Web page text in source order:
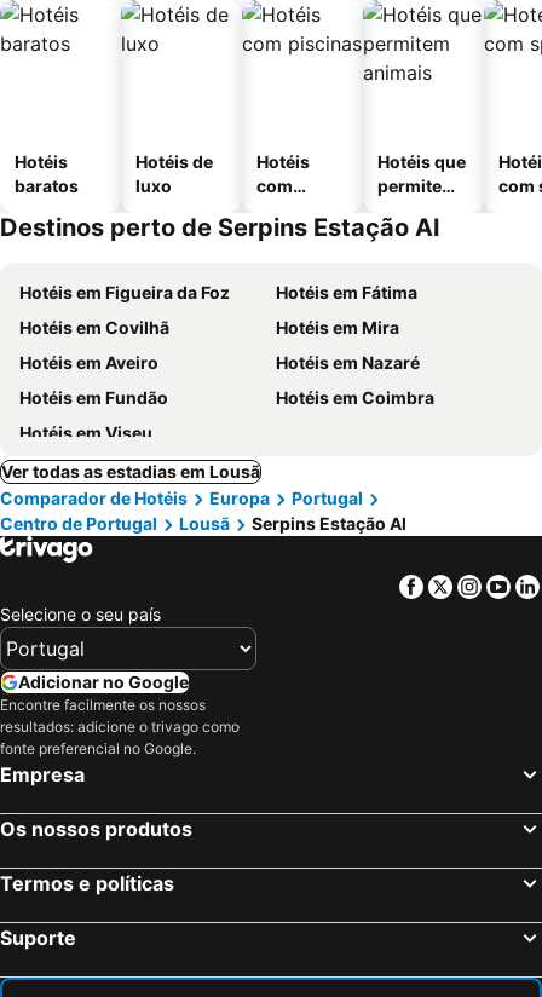
Hotéis
baratos
Hotéis de
luxo
Hotéis
com
Hotéis que
permitem
com
Destinos perto de Serpins Estação Al
Hotéis em Figueira da Foz
Hotéis em Fátima
Hotéis em Covilhã
Hotéis em Mira
Hotéis em Aveiro
Hotéis em Nazaré
Hotéis em Fundão
Hotéis em Coimbra
Hotéis em Viseu
Ver todas as estadias em Lousã
Comparador de Hotéis
Europa
Portugal
Centro de Portugal
Lousã Serpins Estação Al
Facebook
Twitter
Selecione o seu país
Adicionar no Google
Encontre facilmente os nossos
resultados: adicione o trivago como
fonte preferencial no Google.
Empresa
Os nossos produtos
Termos e políticas
Suporte